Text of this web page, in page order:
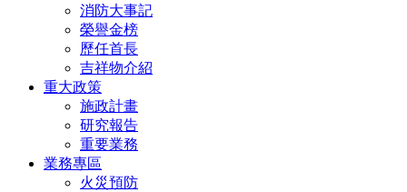
消防大事記
榮譽金榜
歷任首長
吉祥物介紹
重大政策
施政計畫
研究報告
重要業務
業務專區
火災預防